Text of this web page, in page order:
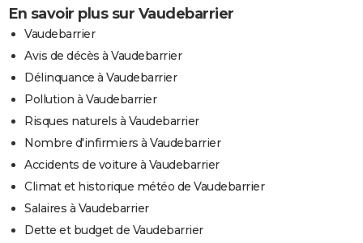
En savoir plus sur Vaudebarrier
Vaudebarrier
Avis de décès à Vaudebarrier
Délinquance à Vaudebarrier
Pollution à Vaudebarrier
Risques naturels à Vaudebarrier
Nombre d'infirmiers à Vaudebarrier
Accidents de voiture à Vaudebarrier
Climat et historique météo de Vaudebarrier
Salaires à Vaudebarrier
Dette et budget de Vaudebarrier